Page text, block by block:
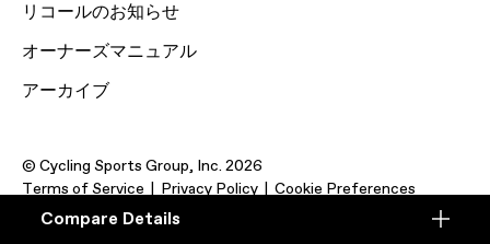
Compare
Compare Details
リコールのお知らせ
オーナーズマニュアル
アーカイブ
© Cycling Sports Group, Inc. 2026
Terms of Service
Privacy Policy Cookie Preferences